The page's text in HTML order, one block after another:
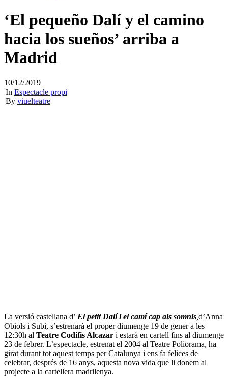
‘El pequeño Dalí y el camino
hacia los sueños’ arriba a
Madrid
10/12/2019
|In Espectacle propi
|By viuelteatre
La versió castellana d’ El petit Dalí i el camí cap als somnis,d’Anna
Obiols i Subi, s’estrenarà el proper diumenge 19 de gener a les
12:30h al Teatre Codifis Alcazar i estarà en cartell fins al diumenge
23 de febrer. L’espectacle, estrenat el 2004 al Teatre Poliorama, ha
girat durant tot aquest temps per Catalunya i ens fa felices de
celebrar, després de 16 anys, aquesta nova vida que li donem al
projecte a la cartellera madrilenya.